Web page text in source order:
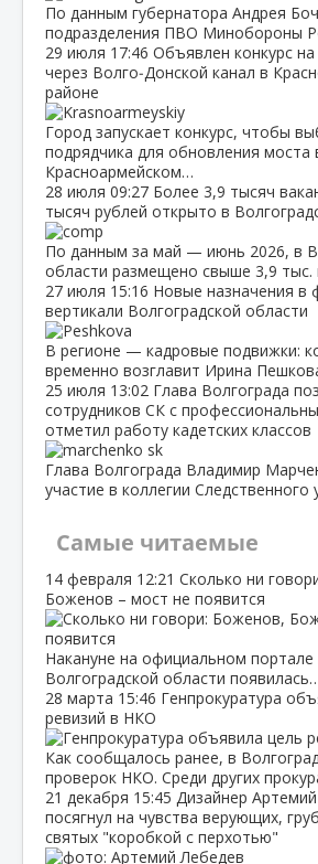
По данным губернатора Андрея
подразделения ПВО Минобороны
29 июля 17:46 Объявлен конкурс
через Волго‑Донской канал в
районе
Город запускает конкурс, чтобы
подрядчика для обновления моста
Красноармейском…
28 июля 09:27 Более 3,9 тысяч
тысяч рублей открыто в
По данным за май — июнь 2026, в
области размещено свыше 3,9 тыс.
27 июля 15:16 Новые назначения в
вертикали Волгоградской области
В регионе — кадровые подвижки:
временно возглавит Ирина
25 июля 13:02 Глава Волгограда
сотрудников СК с
отметил работу кадетских классов
Глава Волгограда Владимир
участие в коллегии
Самые читаемые
14 февраля 12:21 Сколько ни
Боженов – мост не появится
Накануне на официальном портале
Волгоградской области
28 марта 15:46 Генпрокуратура
ревизий в НКО
Как сообщалось ранее, в
проверок НКО. Среди других
21 декабря 15:45 Дизайнер
посягнул на чувства верующих,
святых "коробкой с перхотью"